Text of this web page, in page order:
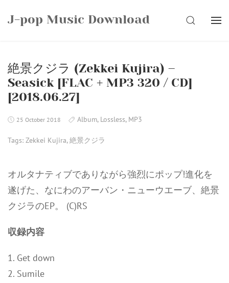
J-pop Music Download SEARCH
絶景クジラ (Zekkei Kujira) –
Seasick [FLAC + MP3 320 / CD]
[2018.06.27]
25 October 2018 Album, Lossless, MP3
Tags: Zekkei Kujira,絶景クジラ
オルタナティブでありながら強烈にポップ!進化を
遂げた、なにわのアーバン・ニューウエーブ、絶景
クジラのEP。 (C)RS
収録内容
1. Get down
2. Sumile